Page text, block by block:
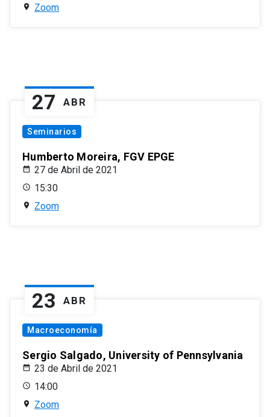
Zoom
27 ABR
Seminarios
Humberto Moreira, FGV EPGE
27 de Abril de 2021
15:30
Zoom
23 ABR
Macroeconomía
Sergio Salgado, University of Pennsylvania
23 de Abril de 2021
14:00
Zoom